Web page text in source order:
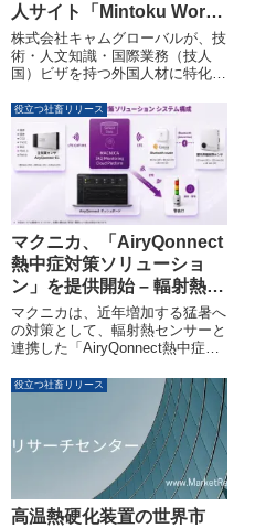
人サイト「Mintoku Work
技人国」がオープン
株式会社キャムグローバルが、技
術・人文知識・国際業務（技人
国）ビザを持つ外国人材に特化し
ーム「Mintoku Work技人国」を
正式にローンチしました。約100
名の海外出身アドバイザーが求職
者を母国語で伴走支援し、企業に
は履歴書以上の情報を提供するこ
とで、最適なマッチングと高い定
着率を目指します。
役立つ社畜リリース
マクニカ、「AiryQonnect
熱中症対策ソリューショ
ン」を提供開始 – 輻射熱を
含めた暑熱環境を可視化・
通知
マクニカは、近年増加する猛暑へ
の対策として、輻射熱センサーと
連携した「AiryQonnect熱中症対
2026年7月22日より開始します。
本ソリューションは、工場や倉庫
など空調が届きにくい場所での暑
熱環境を継続的に把握し、改正労
働安全衛生規則への対応を支援す
ることで、安全な職場環境の実現
に貢献します。
役立つ社畜リリース
高温熱硬化装置の世界市